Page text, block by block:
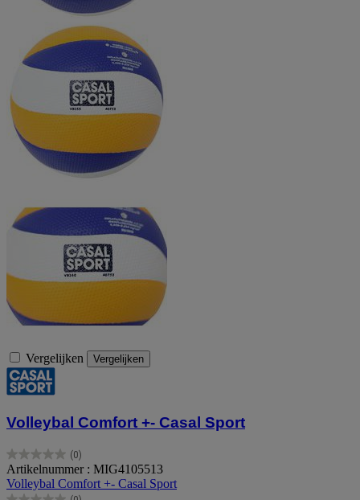
Vergelijken Vergelijken
Volleybal Comfort +- Casal Sport
(0)
0.0
van
de
Artikelnummer : MIG4105513
Volleybal Comfort +- Casal Sport